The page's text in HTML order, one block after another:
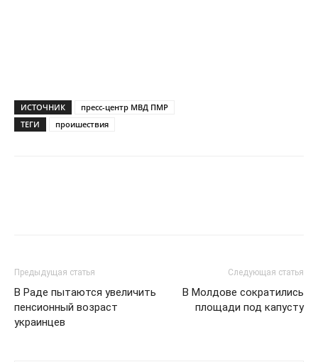
ИСТОЧНИК
пресс-центр МВД ПМР
ТЕГИ
проишествия
Предыдущая статья
В Раде пытаются увеличить
пенсионный возраст
украинцев
Следующая статья
В Молдове сократились
площади под капусту